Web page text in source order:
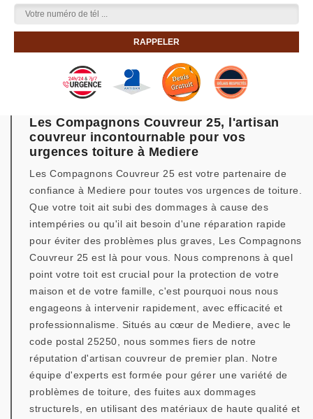
Les Compagnons Couvreur 25, l'artisan
couvreur incontournable pour vos
urgences toiture à Mediere
Les Compagnons Couvreur 25 est votre partenaire de
confiance à Mediere pour toutes vos urgences de toiture.
Que votre toit ait subi des dommages à cause des
intempéries ou qu'il ait besoin d'une réparation rapide
pour éviter des problèmes plus graves, Les Compagnons
Couvreur 25 est là pour vous. Nous comprenons à quel
point votre toit est crucial pour la protection de votre
maison et de votre famille, c'est pourquoi nous nous
engageons à intervenir rapidement, avec efficacité et
professionnalisme. Situés au cœur de Mediere, avec le
code postal 25250, nous sommes fiers de notre
réputation d'artisan couvreur de premier plan. Notre
équipe d'experts est formée pour gérer une variété de
problèmes de toiture, des fuites aux dommages
structurels, en utilisant des matériaux de haute qualité et